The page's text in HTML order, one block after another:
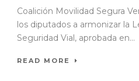
Coalición Movilidad Segura
los diputados a armonizar la
Seguridad Vial, aprobada en...
READ MORE